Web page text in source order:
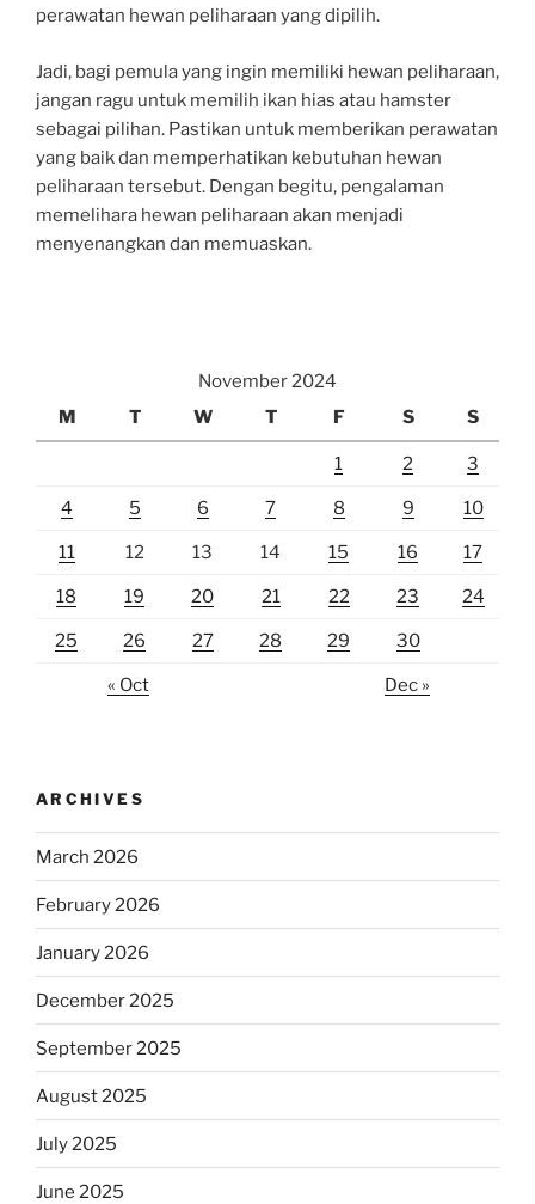
perawatan hewan peliharaan yang dipilih.
Jadi, bagi pemula yang ingin memiliki hewan peliharaan,
jangan ragu untuk memilih ikan hias atau hamster
sebagai pilihan. Pastikan untuk memberikan perawatan
yang baik dan memperhatikan kebutuhan hewan
peliharaan tersebut. Dengan begitu, pengalaman
memelihara hewan peliharaan akan menjadi
menyenangkan dan memuaskan.
November 2024
M
T W T F S S
1 2 3
4 5 6 7 8 9 10
11 12 13 14 15 16 17
18 19 20 21 22 23 24
25 26 27 28 29 30
« Oct Dec »
ARCHIVES
March 2026
February 2026
January 2026
December 2025
September 2025
August 2025
July 2025
June 2025